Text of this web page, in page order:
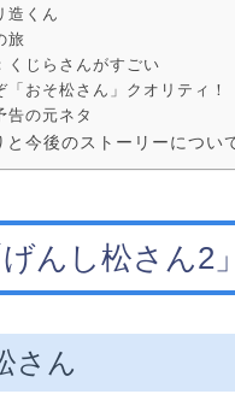
造くん
旅
くじらさんがすごい
「おそ松さん」クオリティ！
告の元ネタ
と今後のストーリーについ
んし松さん2
さん